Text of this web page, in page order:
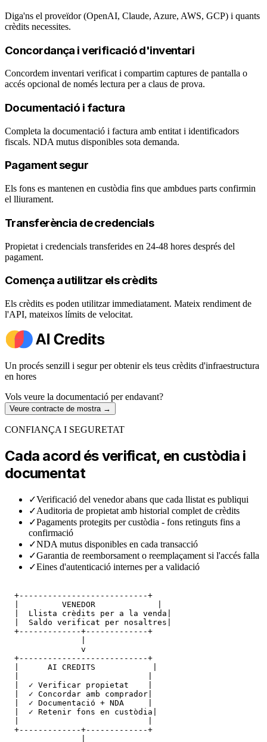
Diga'ns el proveïdor (OpenAI, Claude, Azure, AWS, GCP) i quants
crèdits necessites.
Concordança i verificació d'inventari
Concordem inventari verificat i compartim captures de pantalla o
accés opcional de només lectura per a claus de prova.
Documentació i factura
Completa la documentació i factura amb entitat i identificadors
fiscals. NDA mutus disponibles sota demanda.
Pagament segur
Els fons es mantenen en custòdia fins que ambdues parts confirmin
el lliurament.
Transferència de credencials
Propietat i credencials transferides en 24-48 hores després del
pagament.
Comença a utilitzar els crèdits
Els crèdits es poden utilitzar immediatament. Mateix rendiment de
l'API, mateixos límits de velocitat.
Un procés senzill i segur per obtenir els teus crèdits d'infraestructura
en hores
Vols veure la documentació per endavant?
Veure contracte de mostra→
CONFIANÇA I SEGURETAT
Cada acord és verificat, en custòdia i
documentat
✓Verificació del venedor abans que cada llistat es publiqui
✓Auditoria de propietat amb historial complet de crèdits
✓Pagaments protegits per custòdia - fons retinguts fins a
confirmació
✓NDA mutus disponibles en cada transacció
✓Garantia de reemborsament o reemplaçament si l'accés falla
✓Eines d'autenticació internes per a validació
  +---------------------------+
  |         VENEDOR             |
  |  Llista crèdits per a la venda|
  |  Saldo verificat per nosaltres|
  +-------------+-------------+
                v
  +---------------------------+
  |      AI CREDITS            |
  |  ✓ Verificar propietat    |
  |  ✓ Concordar amb comprador|
  |  ✓ Documentació + NDA     |
  |  ✓ Retenir fons en custòdia|
  +-------------+-------------+